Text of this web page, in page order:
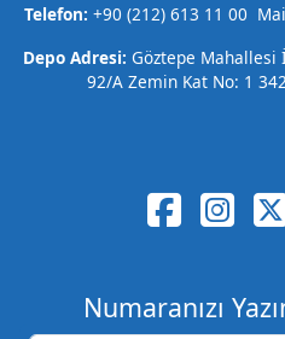
Telefon: +90 (212) 613 11 00
Depo Adresi: Göztepe Mahallesi
92/A Zemin Kat No: 1
Numaranızı